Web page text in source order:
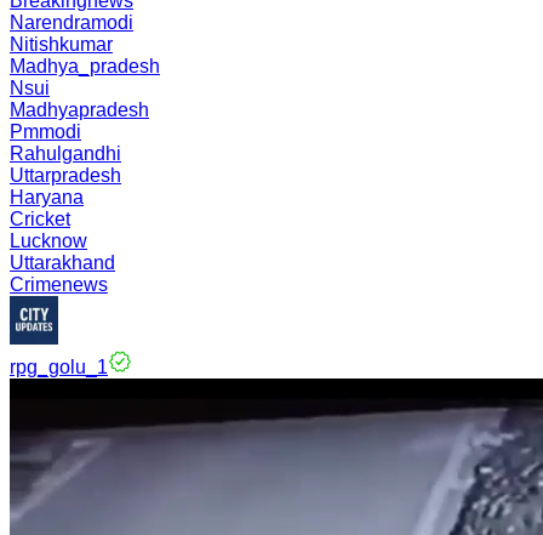
Narendramodi
Nitishkumar
Madhya_pradesh
Nsui
Madhyapradesh
Pmmodi
Rahulgandhi
Uttarpradesh
Haryana
Cricket
Lucknow
Uttarakhand
Crimenews
rpg_golu_1